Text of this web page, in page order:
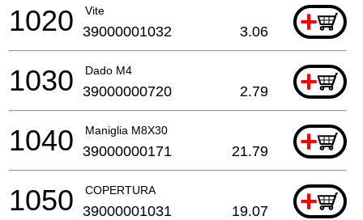
Vite +
1020 39000001032 3.06
Dado M4 +
1030 39000000720 2.79
Maniglia M8X30 +
1040 39000000171 21.79
COPERTURA +
1050 39000001031 19.07